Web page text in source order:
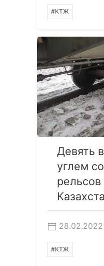
#КТЖ
Девять
углем
рельсов
28.02.2022
#КТЖ